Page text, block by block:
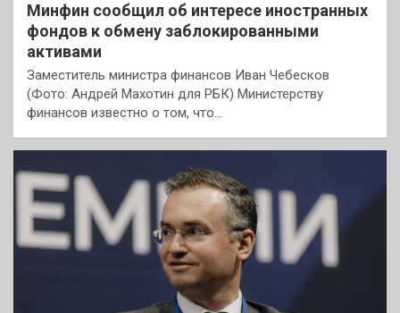
Минфин сообщил об интересе иностранных
фондов к обмену заблокированными
активами
Заместитель министра финансов Иван Чебесков
(Фото: Андрей Махотин для РБК) Министерству
финансов известно о том, что…